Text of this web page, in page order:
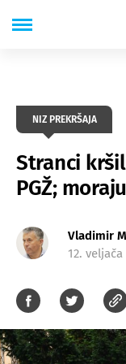
NIZ PREKRŠAJA
Stranci
PGŽ;
Vladimir
12. veljača